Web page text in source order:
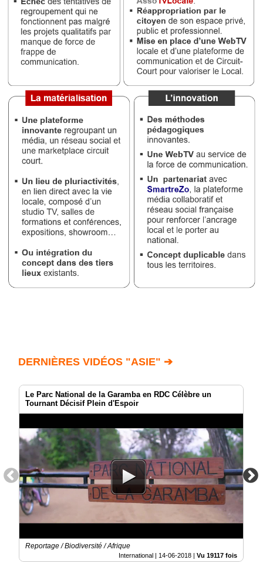
DERNIÈRES VIDÉOS "ASIE" ➔
Le Parc National de la Garamba en RDC Célèbre un
Tournant Décisif Plein d'Espoir
Reportage / Biodiversité / Afrique
International | 14-06-2018 | Vu 19117 fois